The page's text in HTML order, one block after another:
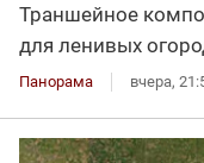
Траншейное
для ленивых
Панорама вчера,